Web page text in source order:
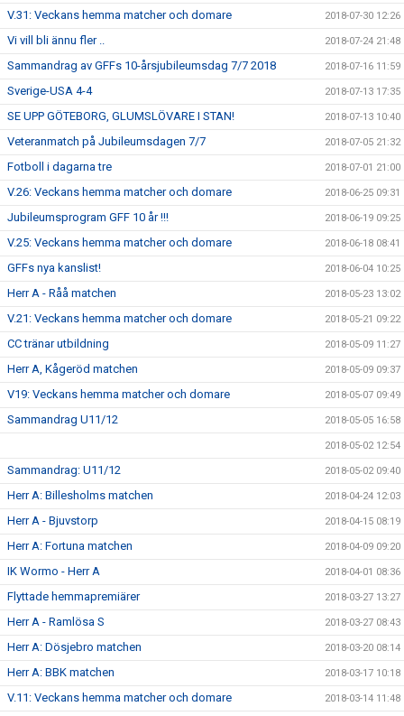
V.31: Veckans hemma matcher och domare 2018-07-30 12:26
Vi vill bli ännu fler .. 2018-07-24 21:48
Sammandrag av GFFs 10-årsjubileumsdag 7/7 2018 2018-07-16 11:59
Sverige-USA 4-4 2018-07-13 17:35
SE UPP GÖTEBORG, GLUMSLÖVARE I STAN! 2018-07-13 10:40
Veteranmatch på Jubileumsdagen 7/7 2018-07-05 21:32
Fotboll i dagarna tre 2018-07-01 21:00
V.26: Veckans hemma matcher och domare 2018-06-25 09:31
Jubileumsprogram GFF 10 år !!! 2018-06-19 09:25
V.25: Veckans hemma matcher och domare 2018-06-18 08:41
GFFs nya kanslist! 2018-06-04 10:25
Herr A - Råå matchen 2018-05-23 13:02
V.21: Veckans hemma matcher och domare 2018-05-21 09:22
CC tränar utbildning 2018-05-09 11:27
Herr A, Kågeröd matchen 2018-05-09 09:37
V19: Veckans hemma matcher och domare 2018-05-07 09:49
Sammandrag U11/12 2018-05-05 16:58
2018-05-02 12:54
Sammandrag: U11/12 2018-05-02 09:40
Herr A: Billesholms matchen 2018-04-24 12:03
Herr A - Bjuvstorp 2018-04-15 08:19
Herr A: Fortuna matchen 2018-04-09 09:20
IK Wormo - Herr A 2018-04-01 08:36
Flyttade hemmapremiärer 2018-03-27 13:27
Herr A - Ramlösa S 2018-03-27 08:43
Herr A: Dösjebro matchen 2018-03-20 08:14
Herr A: BBK matchen 2018-03-17 10:18
V.11: Veckans hemma matcher och domare 2018-03-14 11:48